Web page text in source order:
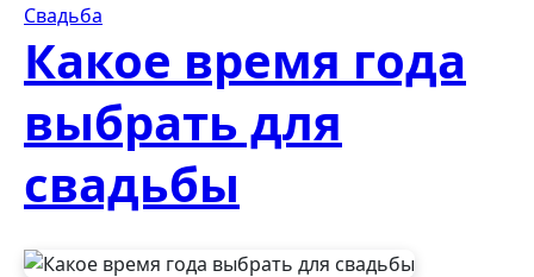
Свадьба
Какое время года
выбрать для
свадьбы